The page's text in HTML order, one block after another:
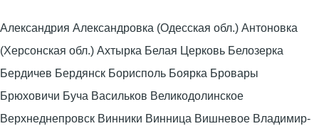
Александрия Александровка (Одесская обл.) Антоновка
(Херсонская обл.) Ахтырка Белая Церковь Белозерка
Бердичев Бердянск Борисполь Боярка Бровары
Брюховичи Буча Васильков Великодолинское
Верхнеднепровск Винники Винница Вишневое Владимир-